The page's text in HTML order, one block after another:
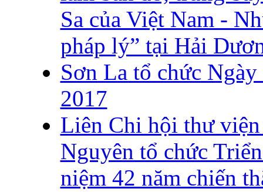
Sa của Việt Nam -
pháp lý” tại Hải
Sơn La tổ chức
2017
Liên Chi hội thư
Nguyên tổ chức
niệm 42 năm chiến